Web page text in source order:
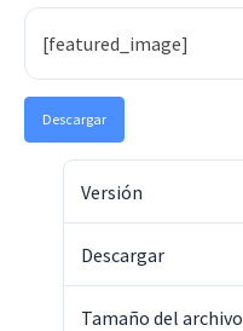
[featured_image]
Descargar
Versión
Descargar
Tamaño del archivo